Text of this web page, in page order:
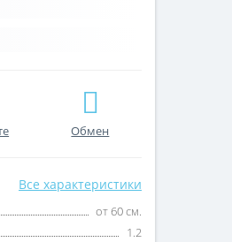
Обмен
Все характеристики
от 60 см.
1.2